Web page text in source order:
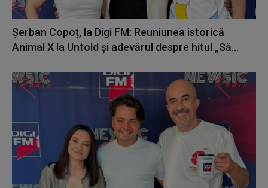
Șerban Copoț, la Digi FM: Reuniunea istorică
Animal X la Untold și adevărul despre hitul „Să...